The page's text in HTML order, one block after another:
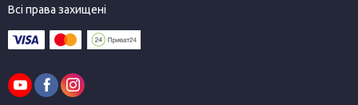
Всі права захищені